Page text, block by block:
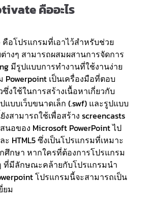
คืออะไร
คือโปรแกรมที่เอาไว้สำหรับช่วย
างๆ สามารถผสมผสานการจัดการ
มีรูปแบบการทำงานที่ใช้งานง่าย
เป็นเครื่องมือที่ตอบ
ซึ่งใช้ในการสร้างเนื้อหาเกี่ยวกับ
แบบเว็บขนาดเล็ก (.swf) และรูปแบบ
งสามารถใช้เพื่อสร้าง screencasts
นอของ Microsoft PowerPoint ไป
ะ HTML5 ซึ่งเป็นโปรแกรมที่เหมาะ
ศึกษา หากใครที่ต้องการโปรแกรม
ที่มีลักษณะคล้ายกับโปรแกรมนำ
โปรแกรมนี้จะสามารถเป็น
ยม